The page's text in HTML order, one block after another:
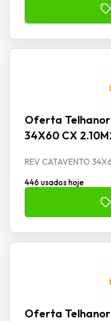
Oferta
34X60 CX
REV CATAVENTO
446 usados hoje
Oferta